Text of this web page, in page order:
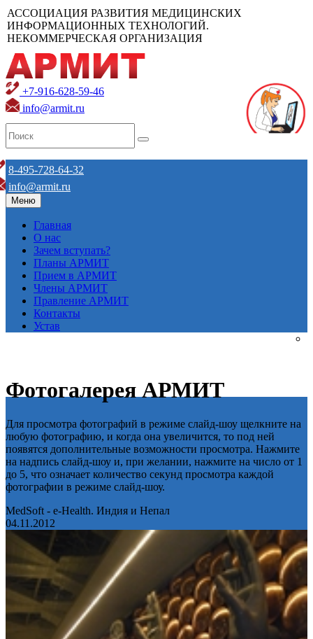
АССОЦИАЦИЯ РАЗВИТИЯ МЕДИЦИНСКИХ
ИНФОРМАЦИОННЫХ ТЕХНОЛОГИЙ.
НЕКОММЕРЧЕСКАЯ ОРГАНИЗАЦИЯ
+7-916-628-59-46
info@armit.ru
8-495-728-64-32
info@armit.ru
Меню
Главная
О нас
Зачем вступать?
Планы АРМИТ
Прием в АРМИТ
Члены АРМИТ
Правление АРМИТ
Контакты
Устав
Фотогалерея АРМИТ
Для просмотра фотографий в режиме слайд-шоу щелкните на
любую фотографию, и когда она увеличится, то под ней
появятся дополнительные возможности просмотра. Нажмите
на надпись слайд-шоу и, при желании, нажмите на число от 1
до 5, что означает количество секунд просмотра каждой
фотографии в режиме слайд-шоу.
MedSoft - e-Health. Индия и Непал
04.11.2012